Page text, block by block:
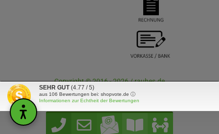
Copyright © 2016 - 2026 / rauhes.de
SEHR GUT (4.77 / 5)
aus 106 Bewertungen bei: shopvote.de ⓘ
Informationen zur Echtheit der Bewertungen